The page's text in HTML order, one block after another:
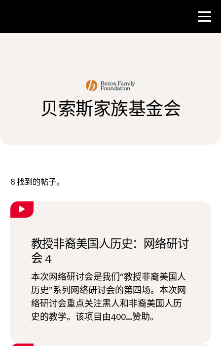
参与其中
贝索斯家族基金会
8 找到的帖子。
教授非裔美国人历史：网络研讨
会 4
本次网络研讨会是我们“教授非裔美国人
历史”系列网络研讨会的第四场。本次网
络研讨会重点关注黑人和非裔美国人历
史的教学。该项目由400…赞助。